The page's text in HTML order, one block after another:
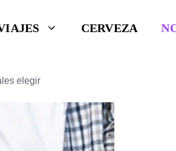
CERVEZA
elegir